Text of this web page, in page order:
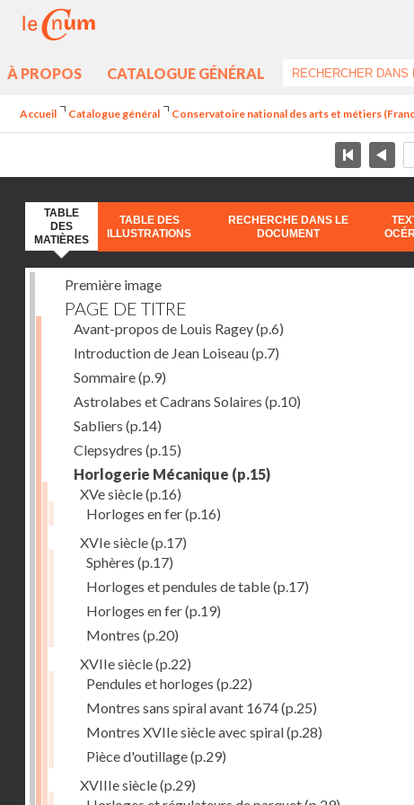
À PROPOS CATALOGUE GÉNÉRAL
Accueil Catalogue général Conservatoire national des arts et métiers
TABLE
DES
MATIÈRES
TABLE DES
ILLUSTRATIONS
RECHERCHE DANS LE
DOCUMENT
Première image
PAGE DE TITRE
Avant-propos de Louis Ragey(p.6)
Introduction de Jean Loiseau(p.7)
Sommaire(p.9)
Astrolabes et Cadrans Solaires (p.10)
Sabliers (p.14)
Clepsydres (p.15)
Horlogerie Mécanique (p.15)
XVe siècle(p.16)
Horloges en fer(p.16)
XVIe siècle(p.17)
Sphères (p.17)
Horloges et pendules de table(p.17)
Horloges en fer(p.19)
Montres (p.20)
XVIIe siècle(p.22)
Pendules et horloges (p.22)
Montres sans spiral avant 1674(p.25)
Montres XVIIe siècle avec spiral(p.28)
Pièce d'outillage(p.29)
XVIIIe siècle(p.29)